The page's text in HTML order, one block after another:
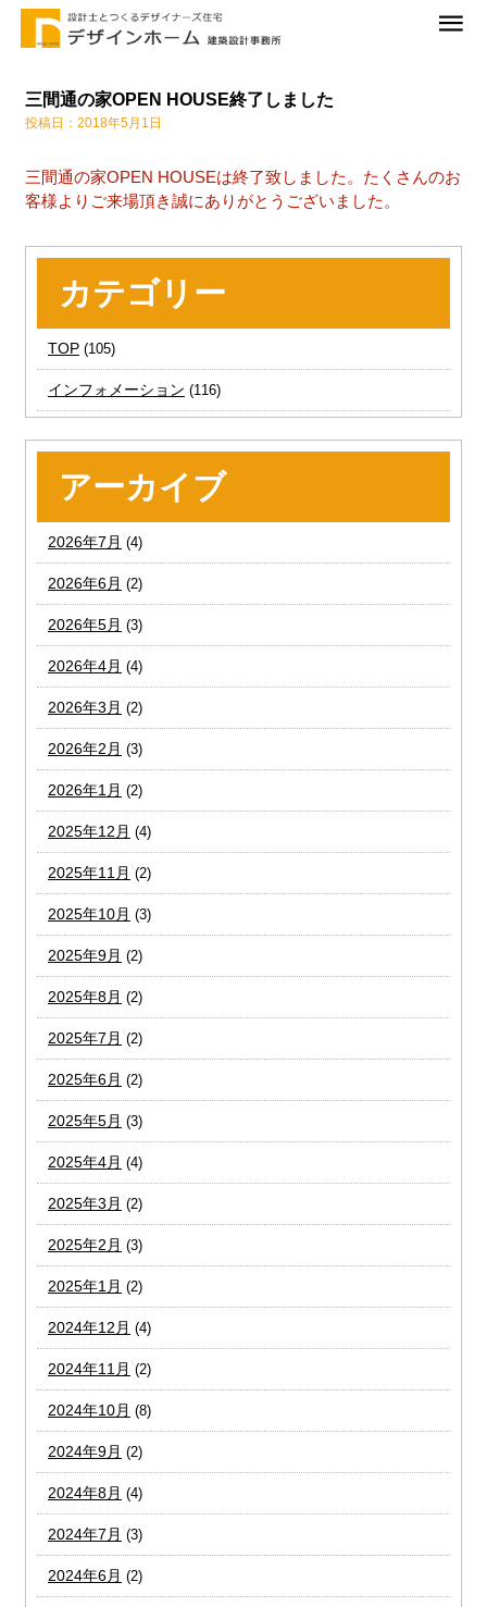
三間通の家OPEN HOUSE終了しました
投稿日：2018年5月1日
三間通の家OPEN HOUSEは終了致しました。たくさんのお
客様よりご来場頂き誠にありがとうございました。
カテゴリー
TOP (105)
インフォメーション (116)
アーカイブ
2026年7月 (4)
2026年6月 (2)
2026年5月 (3)
2026年4月 (4)
2026年3月 (2)
2026年2月 (3)
2026年1月 (2)
2025年12月 (4)
2025年11月 (2)
2025年10月 (3)
2025年9月 (2)
2025年8月 (2)
2025年7月 (2)
2025年6月 (2)
2025年5月 (3)
2025年4月 (4)
2025年3月 (2)
2025年2月 (3)
2025年1月 (2)
2024年12月 (4)
2024年11月 (2)
2024年10月 (8)
2024年9月 (2)
2024年8月 (4)
2024年7月 (3)
2024年6月 (2)